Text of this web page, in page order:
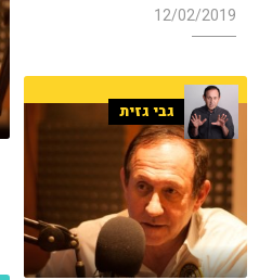
12/02/2019
גבי גזית